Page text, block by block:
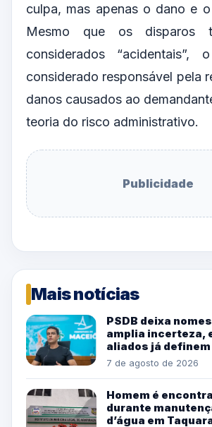
culpa, mas apenas o dano e
Mesmo que os disparos
considerados “acidentais”,
considerado responsável pela
danos causados ao
teoria do risco administrativo.
Publicidade
Mais notícias
PSDB deixa
amplia incerteza,
aliados já
7 de agosto de 2026
Homem é
durante
d’água em